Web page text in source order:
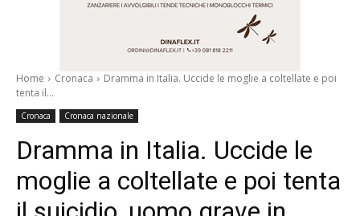
Home Cronaca
Dramma in Italia. Uccide le moglie a coltellate e poi
tenta il...
Cronaca Cronaca nazionale
Dramma in Italia. Uccide le
moglie a coltellate e poi tenta